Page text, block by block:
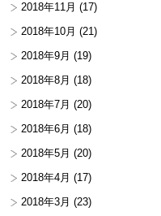
2018年11月 (17)
2018年10月 (21)
2018年9月 (19)
2018年8月 (18)
2018年7月 (20)
2018年6月 (18)
2018年5月 (20)
2018年4月 (17)
2018年3月 (23)